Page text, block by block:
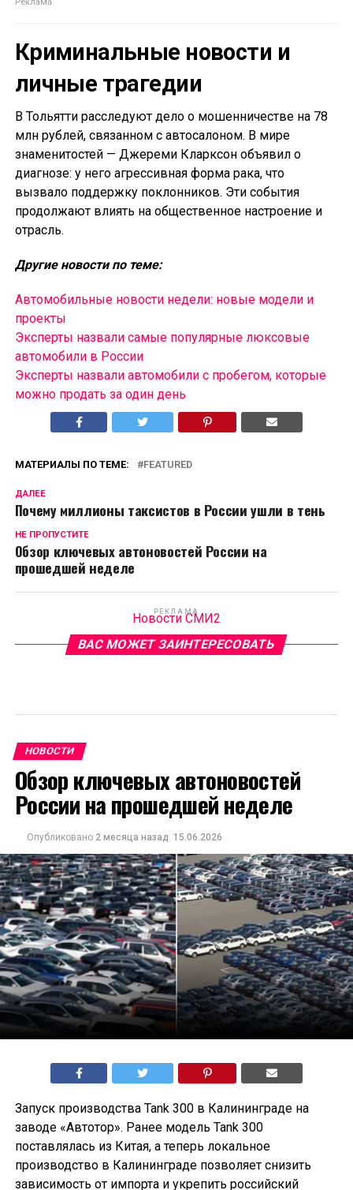
Криминальные новости и
личные трагедии
В Тольятти расследуют дело о мошенничестве на 78
млн рублей, связанном с автосалоном. В мире
знаменитостей — Джереми Кларксон объявил о
диагнозе: у него агрессивная форма рака, что
вызвало поддержку поклонников. Эти события
продолжают влиять на общественное настроение и
отрасль.
Другие новости по теме:
Автомобильные новости недели: новые модели и
проекты
Эксперты назвали самые популярные люксовые
автомобили в России
Эксперты назвали автомобили с пробегом, которые
можно продать за один день
МАТЕРИАЛЫ ПО ТЕМЕ: FEATURED
ДАЛЕЕ
Почему миллионы таксистов в России ушли в тень
НЕ ПРОПУСТИТЕ
Обзор ключевых автоновостей России на
прошедшей неделе
РЕКЛАМА
Новости СМИ2
ВАС МОЖЕТ ЗАИНТЕРЕСОВАТЬ
НОВОСТИ
Обзор ключевых автоновостей
России на прошедшей неделе
Опубликовано 2 месяца назад 15.06.2026
Запуск производства Tank 300 в Калининграде на
заводе «Автотор». Ранее модель Tank 300
поставлялась из Китая, а теперь локальное
производство в Калининграде позволяет снизить
зависимость от импорта и укрепить российский